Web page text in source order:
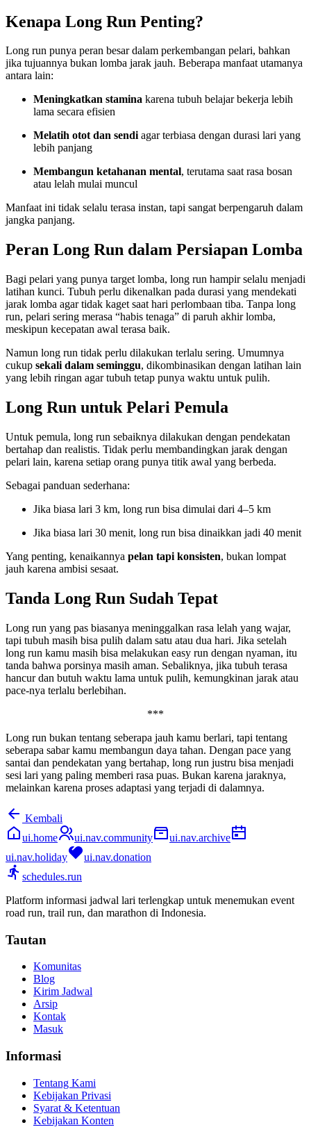
Kenapa Long Run Penting?
Long run punya peran besar dalam perkembangan pelari, bahkan
jika tujuannya bukan lomba jarak jauh. Beberapa manfaat utamanya
antara lain:
Meningkatkan stamina karena tubuh belajar bekerja lebih
lama secara efisien
Melatih otot dan sendiagar terbiasa dengan durasi lari yang
lebih panjang
Membangun ketahanan mental, terutama saat rasa bosan
atau lelah mulai muncul
Manfaat ini tidak selalu terasa instan, tapi sangat berpengaruh dalam
jangka panjang.
Peran Long Run dalam Persiapan Lomba
Bagi pelari yang punya target lomba, long run hampir selalu menjadi
latihan kunci. Tubuh perlu dikenalkan pada durasi yang mendekati
jarak lomba agar tidak kaget saat hari perlombaan tiba. Tanpa long
run, pelari sering merasa “habis tenaga” di paruh akhir lomba,
meskipun kecepatan awal terasa baik.
Namun long run tidak perlu dilakukan terlalu sering. Umumnya
cukup sekali dalam seminggu, dikombinasikan dengan latihan lain
yang lebih ringan agar tubuh tetap punya waktu untuk pulih.
Long Run untuk Pelari Pemula
Untuk pemula, long run sebaiknya dilakukan dengan pendekatan
bertahap dan realistis. Tidak perlu membandingkan jarak dengan
pelari lain, karena setiap orang punya titik awal yang berbeda.
Sebagai panduan sederhana:
Jika biasa lari 3 km, long run bisa dimulai dari 4–5 km
Jika biasa lari 30 menit, long run bisa dinaikkan jadi 40 menit
Yang penting, kenaikannya pelan tapi konsisten, bukan lompat
jauh karena ambisi sesaat.
Tanda Long Run Sudah Tepat
Long run yang pas biasanya meninggalkan rasa lelah yang wajar,
tapi tubuh masih bisa pulih dalam satu atau dua hari. Jika setelah
long run kamu masih bisa melakukan easy run dengan nyaman, itu
tanda bahwa porsinya masih aman. Sebaliknya, jika tubuh terasa
hancur dan butuh waktu lama untuk pulih, kemungkinan jarak atau
pace-nya terlalu berlebihan.
***
Long run bukan tentang seberapa jauh kamu berlari, tapi tentang
seberapa sabar kamu membangun daya tahan. Dengan pace yang
santai dan pendekatan yang bertahap, long run justru bisa menjadi
sesi lari yang paling memberi rasa puas. Bukan karena jaraknya,
melainkan karena proses adaptasi yang terjadi di dalamnya.
Kembali
ui.home
ui.nav.community
ui.nav.archive
ui.nav.holiday
ui.nav.donation
schedules.run
Platform informasi jadwal lari terlengkap untuk menemukan event
road run, trail run, dan marathon di Indonesia.
Tautan
Komunitas
Blog
Kirim Jadwal
Arsip
Kontak
Masuk
Informasi
Tentang Kami
Kebijakan Privasi
Syarat & Ketentuan
Kebijakan Konten